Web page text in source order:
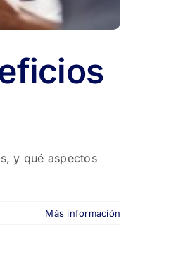
y qué aspectos
Más información